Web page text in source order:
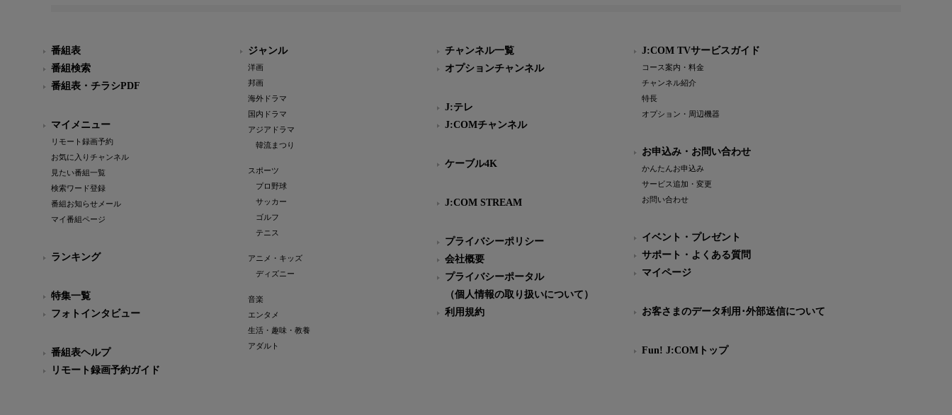
番組表
番組検索
番組表・チラシPDF
マイメニュー
リモート録画予約
お気に入りチャンネル
見たい番組一覧
検索ワード登録
番組お知らせメール
マイ番組ページ
ランキング
特集一覧
フォトインタビュー
番組表ヘルプ
リモート録画予約ガイド
ジャンル
洋画
邦画
海外ドラマ
国内ドラマ
アジアドラマ
韓流まつり
スポーツ
プロ野球
サッカー
ゴルフ
テニス
アニメ・キッズ
ディズニー
音楽
エンタメ
生活・趣味・教養
アダルト
チャンネル一覧
オプションチャンネル
J:テレ
J:COMチャンネル
ケーブル4K
J:COM STREAM
プライバシーポリシー
会社概要
プライバシーポータル
（個人情報の取り扱いについて）
利用規約
J:COM TVサービスガイド
コース案内・料金
チャンネル紹介
特長
オプション・周辺機器
お申込み・お問い合わせ
かんたんお申込み
サービス追加・変更
お問い合わせ
イベント・プレゼント
サポート・よくある質問
マイページ
お客さまのデータ利用･外部送信について
Fun! J:COMトップ